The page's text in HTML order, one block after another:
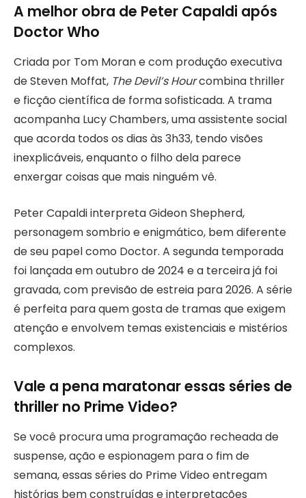
A melhor obra de Peter Capaldi após
Doctor Who
Criada por Tom Moran e com produção executiva
de Steven Moffat, The Devil’s Hourcombina thriller
e ficção científica de forma sofisticada. A trama
acompanha Lucy Chambers, uma assistente social
que acorda todos os dias às 3h33, tendo visões
inexplicáveis, enquanto o filho dela parece
enxergar coisas que mais ninguém vê.
Peter Capaldi interpreta Gideon Shepherd,
personagem sombrio e enigmático, bem diferente
de seu papel como Doctor. A segunda temporada
foi lançada em outubro de 2024 e a terceira já foi
gravada, com previsão de estreia para 2026. A série
é perfeita para quem gosta de tramas que exigem
atenção e envolvem temas existenciais e mistérios
complexos.
Vale a pena maratonar essas séries de
thriller no Prime Video?
Se você procura uma programação recheada de
suspense, ação e espionagem para o fim de
semana, essas séries do Prime Video entregam
histórias bem construídas e interpretações